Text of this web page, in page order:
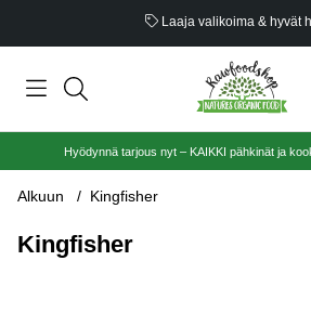
Laaja valikoima & hyvät
Hyödynnä tarjous nyt – KAIKKI pähkinät ja
Alkuun Kingfisher
Kingfisher